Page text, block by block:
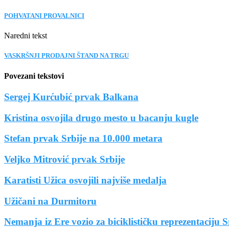
POHVATANI PROVALNICI
Naredni tekst
VASKRŠNJI PRODAJNI ŠTAND NA TRGU
Povezani tekstovi
Sergej Kurćubić prvak Balkana
Kristina osvojila drugo mesto u bacanju kugle
Stefan prvak Srbije na 10.000 metara
Veljko Mitrović prvak Srbije
Karatisti Užica osvojili najviše medalja
Užičani na Durmitoru
Nemanja iz Ere vozio za biciklističku reprezentaciju